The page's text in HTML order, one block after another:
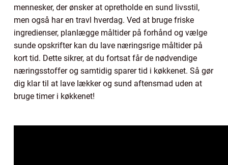
mennesker, der ønsker at opretholde en sund livsstil,
men også har en travl hverdag. Ved at bruge friske
ingredienser, planlægge måltider på forhånd og vælge
sunde opskrifter kan du lave næringsrige måltider på
kort tid. Dette sikrer, at du fortsat får de nødvendige
næringsstoffer og samtidig sparer tid i køkkenet. Så gør
dig klar til at lave lækker og sund aftensmad uden at
bruge timer i køkkenet!